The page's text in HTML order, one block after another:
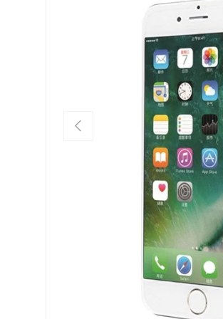
FORRIGE